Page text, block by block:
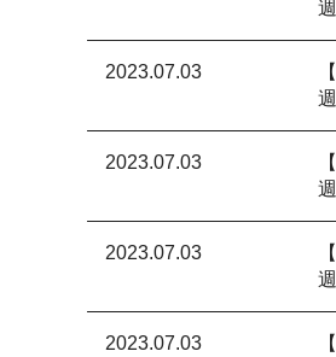
2023.07.03
2023.07.03
2023.07.03
2023.07.03